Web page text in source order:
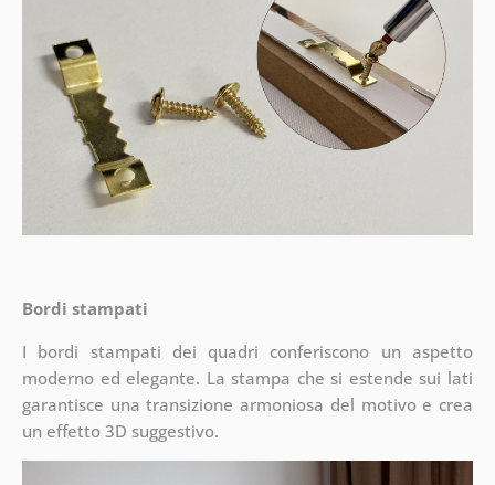
Bordi stampati
I bordi stampati dei quadri conferiscono un aspetto
moderno ed elegante. La stampa che si estende sui lati
garantisce una transizione armoniosa del motivo e crea
un effetto 3D suggestivo.